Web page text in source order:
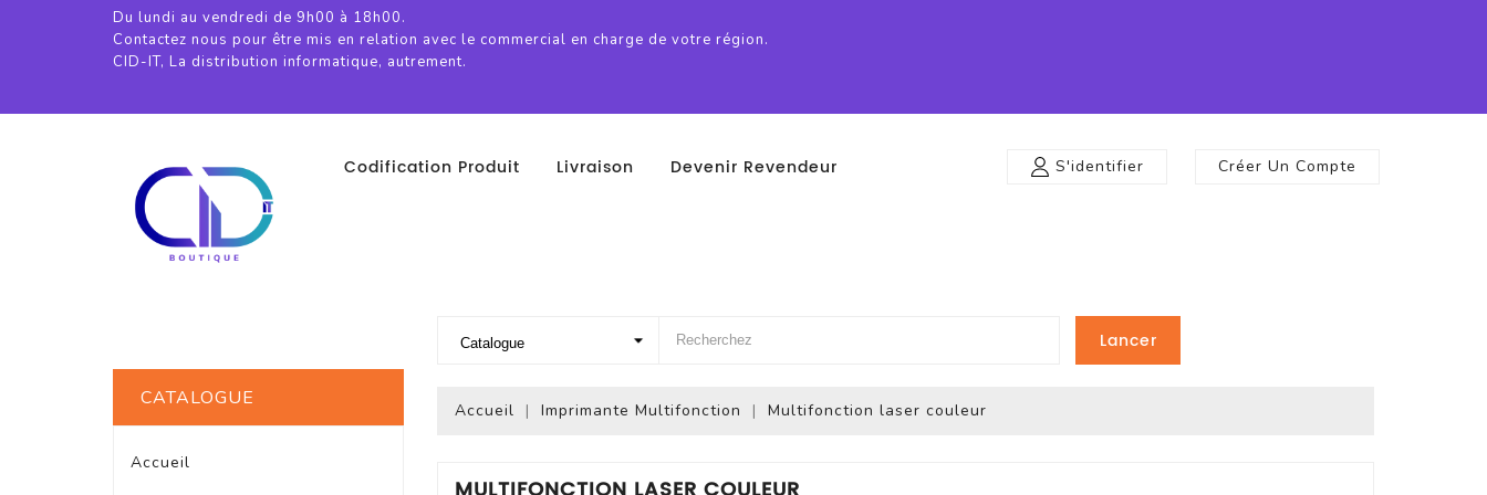
Du lundi au vendredi de 9h00 à 18h00.
Contactez nous pour être mis en relation avec le commercial en charge de votre région.
CID-IT, La distribution informatique, autrement.
Codification Produit Livraison Devenir Revendeur S'identifier Créer Un Compte
Lancer
CATALOGUE
Accueil
Accueil Imprimante Multifonction Multifonction laser couleur